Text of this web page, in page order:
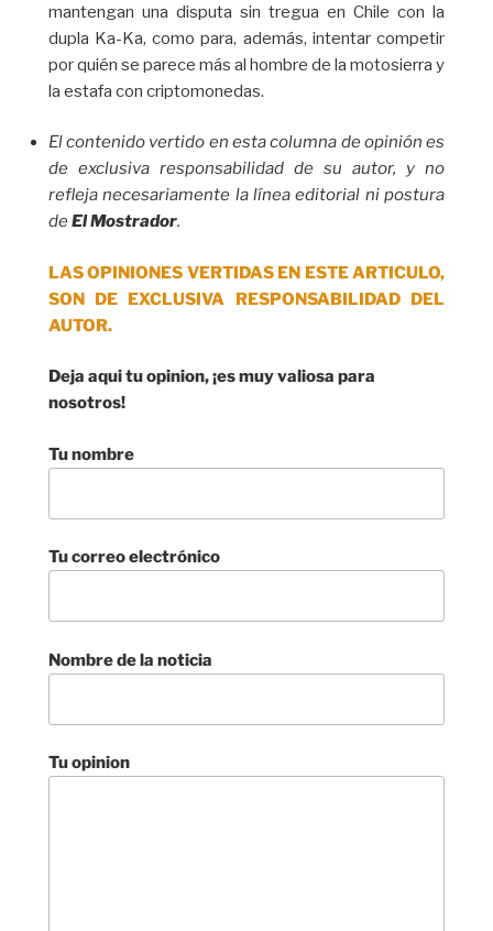
mantengan una disputa sin tregua en Chile con la
dupla Ka-Ka, como para, además, intentar competir
por quién se parece más al hombre de la motosierra y
la estafa con criptomonedas.
El contenido vertido en esta columna de opinión es
de exclusiva responsabilidad de su autor, y no
refleja necesariamente la línea editorial ni postura
deEl Mostrador.
LAS OPINIONES VERTIDAS EN ESTE ARTICULO,
SON DE EXCLUSIVA RESPONSABILIDAD DEL
AUTOR.
Deja aqui tu opinion, ¡es muy valiosa para
nosotros!
Tu nombre
Tu correo electrónico
Nombre de la noticia
Tu opinion